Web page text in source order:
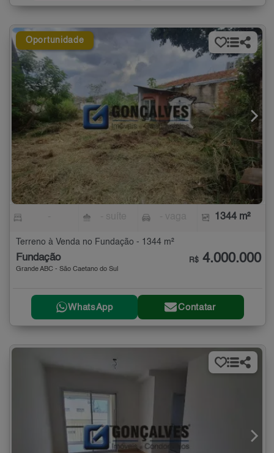
Oportunidade
1344 m²
Terreno à Venda no Fundação - 1344 m²
Fundação
Grande ABC - São Caetano do Sul
R$ 4.000.000
WhatsApp Contatar